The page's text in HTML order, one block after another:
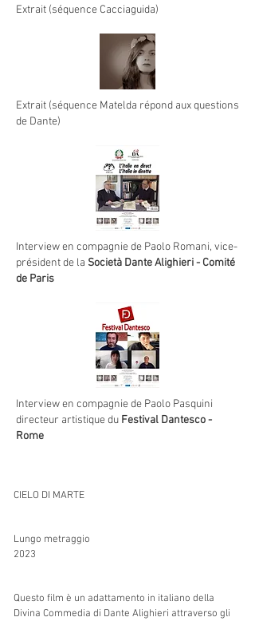
Extrait (séquence Cacciaguida)
Extrait (séquence Matelda répond aux questions
de Dante)
Interview en compagnie de Paolo Romani, vice-
président de la Società Dante Alighieri - Comité
de Paris
Interview en compagnie de Paolo Pasquini
directeur artistique du Festival Dantesco -
Rome
CIELO DI MARTE
Lungo metraggio
2023
Questo film è un adattamento in italiano della
Divina Commedia di Dante Alighieri attraverso gli